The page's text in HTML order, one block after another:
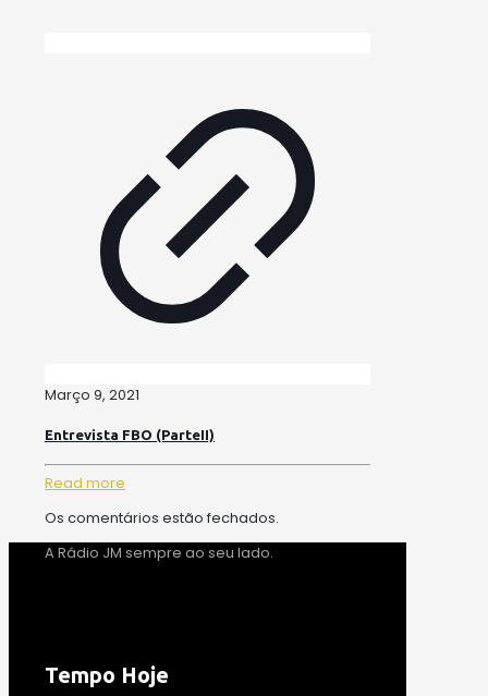
Março 9, 2021
Entrevista FBO (ParteII)
Read more
Os comentários estão fechados.
A Rádio JM sempre ao seu lado.
Tempo Hoje